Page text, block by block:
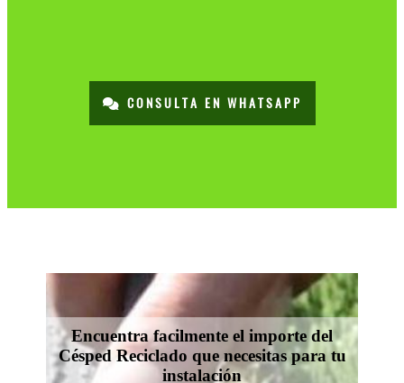
CONSULTA EN WHATSAPP
Encuentra facilmente el importe del
Césped Reciclado que necesitas para tu
instalación